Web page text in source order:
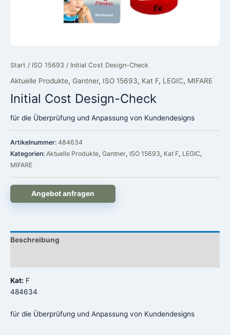
Start / ISO 15693 / Initial Cost Design-Check
Aktuelle Produkte, Gantner, ISO 15693, Kat F, LEGIC, MIFARE
Initial Cost Design-Check
für die Überprüfung und Anpassung von Kundendesigns
Artikelnummer: 484634
Kategorien: Aktuelle Produkte, Gantner, ISO 15693, Kat F, LEGIC,
MIFARE
Angebot anfragen
Beschreibung
Kat: F
484634
für die Überprüfung und Anpassung von Kundendesigns